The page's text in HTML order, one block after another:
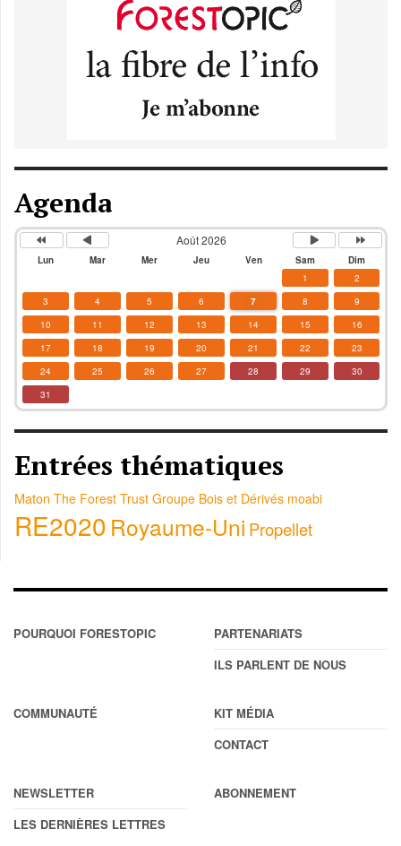
Agenda
Août 2026
Lun Mar Mer Jeu Ven Sam
Dim
1
2
3
4 5 6 7 8
9
10
11 12 13 14 15
16
17
18 19 20 21 22
23
24
25 26 27 28 29
30
31
Entrées thématiques
Maton The Forest Trust Groupe Bois et Dérivés moabi
RE2020 Royaume-Uni Propellet
POURQUOI FORESTOPIC
PARTENARIATS
ILS PARLENT DE NOUS
COMMUNAUTÉ
KIT MÉDIA
CONTACT
NEWSLETTER
LES DERNIÈRES LETTRES
ABONNEMENT